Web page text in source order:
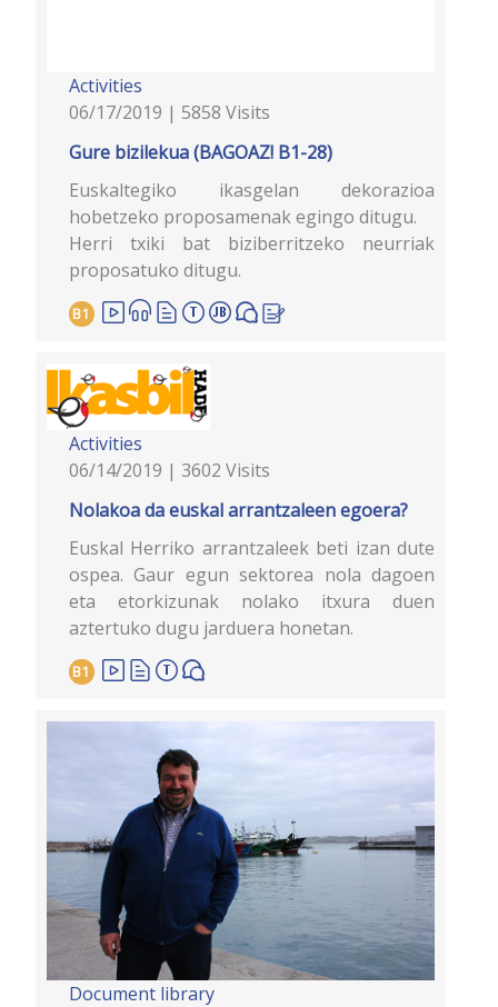
Activities
06/17/2019 | 5858 Visits
Gure bizilekua (BAGOAZ! B1-28)
Euskaltegiko ikasgelan dekorazioa
hobetzeko proposamenak egingo ditugu.
Herri txiki bat biziberritzeko neurriak
proposatuko ditugu.
B1
Activities
06/14/2019 | 3602 Visits
Nolakoa da euskal arrantzaleen egoera?
Euskal Herriko arrantzaleek beti izan dute
ospea. Gaur egun sektorea nola dagoen
eta etorkizunak nolako itxura duen
aztertuko dugu jarduera honetan.
B1
Document library